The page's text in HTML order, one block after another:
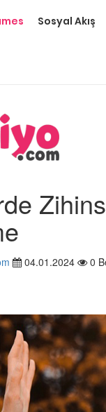
Sosyal Akış
04.01.2024 0
01.01.2025
Köpeklerle
Atasözleri
03.04.2024